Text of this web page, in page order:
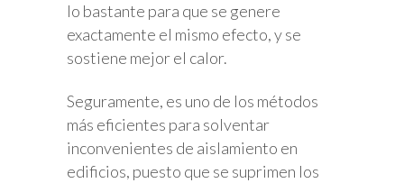
lo bastante para que se genere
exactamente el mismo efecto, y se
sostiene mejor el calor.
Seguramente, es uno de los métodos
más eficientes para solventar
inconvenientes de aislamiento en
edificios, puesto que se suprimen los